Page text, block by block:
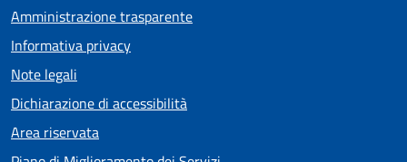
Amministrazione trasparente
Informativa privacy
Note legali
Dichiarazione di accessibilità
Area riservata